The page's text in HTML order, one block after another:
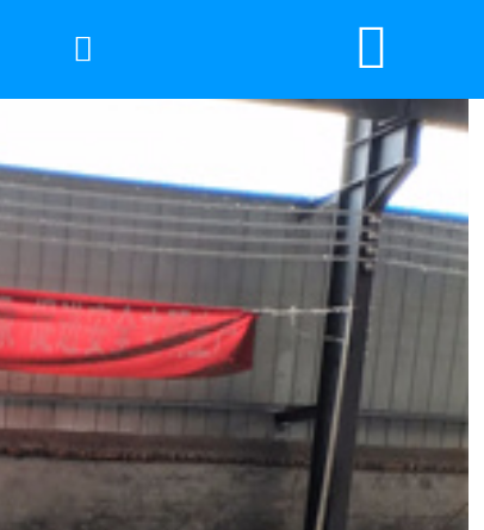
网站首页
产品中心
服务优势
新闻资讯
工程案例
厂容厂景
荣誉资质
联系我们
 